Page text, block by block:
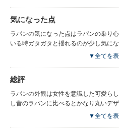
気になった点
ラパンの気になった点はラパンの乗り
いる時ガタガタと揺れるのが少し気に
低いので身長が高い方や男性の方は窮
▼全てを
総評
ラパンの外観は女性を意識した可愛ら
し昔のラパンに比べるとかなり丸いデ
しさがなくなったのは少し残念ですが
▼全てを